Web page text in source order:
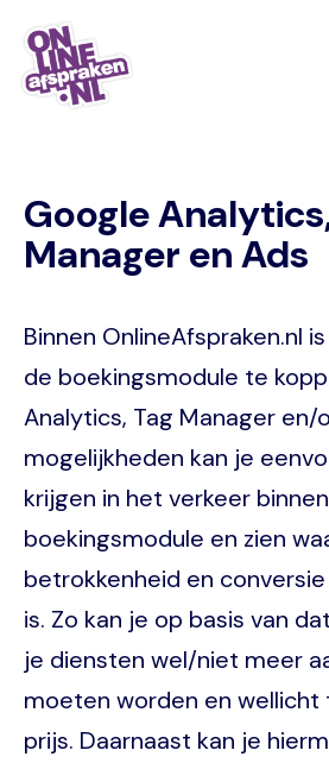
Naar
hoofdinhoud
Google
Manager en Ads
Binnen OnlineAfspraken.nl
de boekingsmodule te
Analytics, Tag Manager en/
mogelijkheden kan je
krijgen in het verkeer
boekingsmodule en zien
betrokkenheid en
is. Zo kan je op basis van
je diensten wel/niet meer
moeten worden en wellicht
prijs. Daarnaast kan je